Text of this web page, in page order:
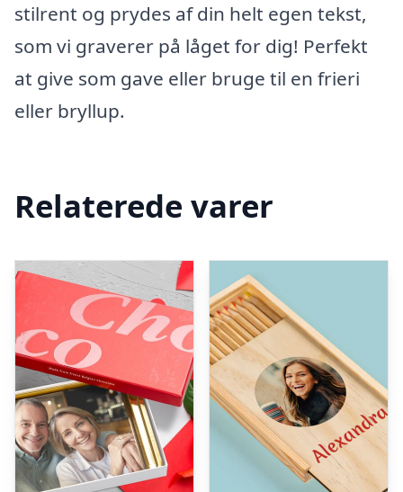
stilrent og prydes af din helt egen tekst,
som vi graverer på låget for dig! Perfekt
at give som gave eller bruge til en frieri
eller bryllup.
Relaterede varer